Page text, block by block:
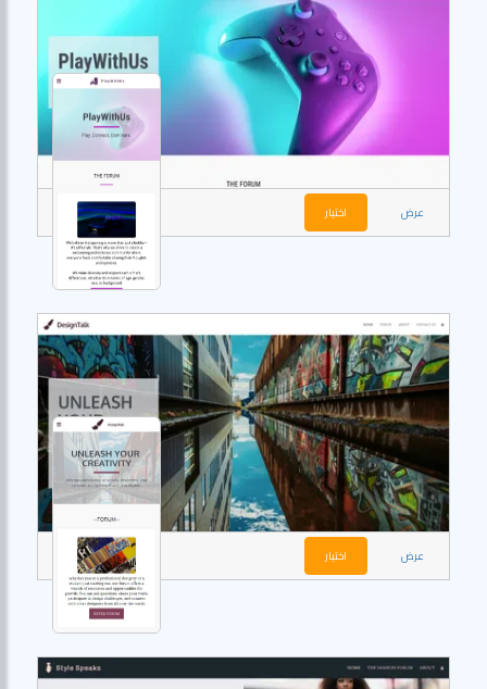
عرض اختيار
عرض اختيار